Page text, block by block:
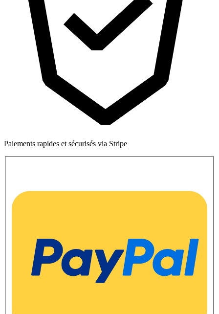
Paiements rapides et sécurisés via Stripe